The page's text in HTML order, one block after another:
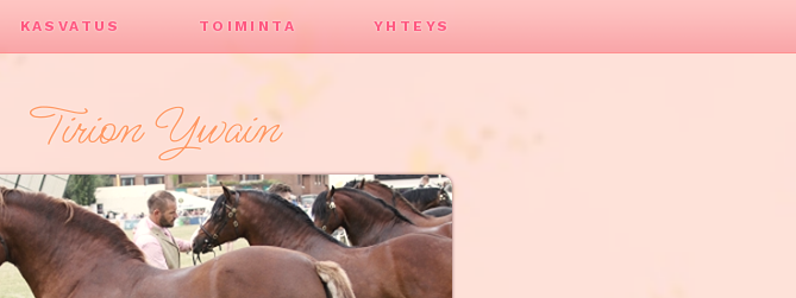
KASVATUS TOIMINTA YHTEYS
Tirion Ywain